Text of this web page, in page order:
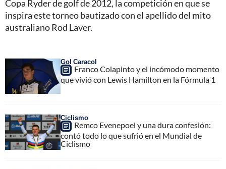
Copa Ryder de golf de 2012, la competición en que se
inspira este torneo bautizado con el apellido del mito
australiano Rod Laver.
Gol Caracol
Franco Colapinto y el incómodo momento
que vivió con Lewis Hamilton en la Fórmula 1
Ciclismo
Remco Evenepoel y una dura confesión:
contó todo lo que sufrió en el Mundial de
Ciclismo